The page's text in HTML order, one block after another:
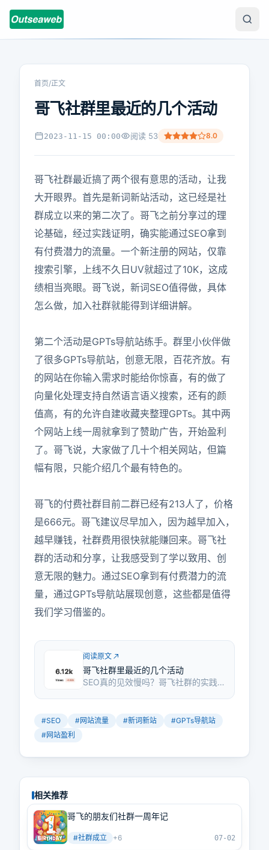
首页/正文
哥飞社群里最近的几个活动
2023-11-15 00:00 阅读 53 8.0
哥飞社群最近搞了两个很有意思的活动，让我
大开眼界。首先是新词新站活动，这已经是社
群成立以来的第二次了。哥飞之前分享过的理
论基础，经过实践证明，确实能通过SEO拿到
有付费潜力的流量。一个新注册的网站，仅靠
搜索引擎，上线不久日UV就超过了10K，这成
绩相当亮眼。哥飞说，新词SEO值得做，具体
怎么做，加入社群就能得到详细讲解。
第二个活动是GPTs导航站练手。群里小伙伴做
了很多GPTs导航站，创意无限，百花齐放。有
的网站在你输入需求时能给你惊喜，有的做了
向量化处理支持自然语言语义搜索，还有的颜
值高，有的允许自建收藏夹整理GPTs。其中两
个网站上线一周就拿到了赞助广告，开始盈利
了。哥飞说，大家做了几十个相关网站，但篇
幅有限，只能介绍几个最有特色的。
哥飞的付费社群目前二群已经有213人了，价格
是666元。哥飞建议尽早加入，因为越早加入，
越早赚钱，社群费用很快就能赚回来。哥飞社
群的活动和分享，让我感受到了学以致用、创
意无限的魅力。通过SEO拿到有付费潜力的流
量，通过GPTs导航站展现创意，这些都是值得
我们学习借鉴的。
阅读原文
哥飞社群里最近的几个活动
SEO真的见效慢吗？哥飞社群的实践
索引擎流量，上线不久日UV就超过了
#SEO #网站流量 #新词新站 #GPTs导航站
#网站盈利
相关推荐
哥飞的朋友们社群一周年记
#社群成立 +6 07-02